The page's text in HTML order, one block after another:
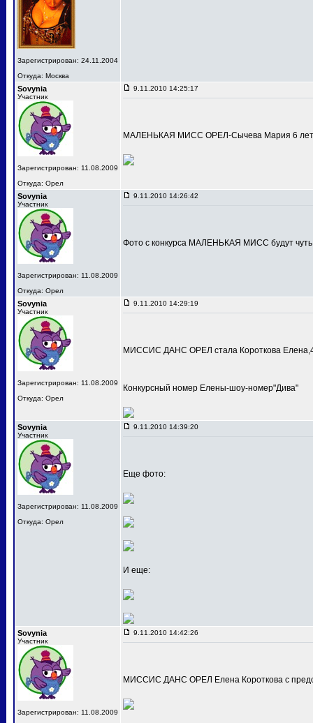
Зарегистрирован: 24.11.2004
Откуда: Москва
Sovynia
Участник
Зарегистрирован: 11.08.2009
Откуда: Орел
9.11.2010 14:25:17
МАЛЕНЬКАЯ МИСС ОРЕЛ-Сычева Мария 6
Sovynia
Участник
Зарегистрирован: 11.08.2009
Откуда: Орел
9.11.2010 14:26:42
Фото с конкурса МАЛЕНЬКАЯ МИСС будут
Sovynia
Участник
Зарегистрирован: 11.08.2009
Откуда: Орел
9.11.2010 14:29:19
МИССИС ДАНС ОРЕЛ стала Короткова
Конкурсный номер Елены-шоу-номер"Дива"
Sovynia
Участник
Зарегистрирован: 11.08.2009
Откуда: Орел
9.11.2010 14:39:20
Еще фото:
И еще:
Sovynia
Участник
Зарегистрирован: 11.08.2009
9.11.2010 14:42:26
МИССИС ДАНС ОРЕЛ Елена Короткова с